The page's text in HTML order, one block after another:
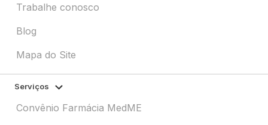
Trabalhe conosco
Blog
Mapa do Site
Serviços
Convênio Farmácia MedME